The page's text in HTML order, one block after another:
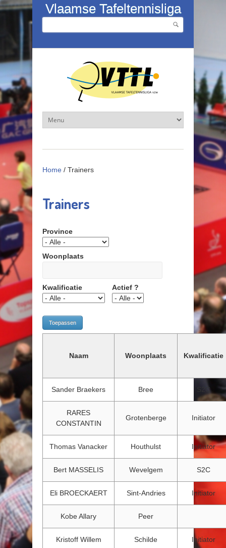
Overslaan en naar de inhoud gaan
Vlaamse Tafeltennisliga
Zoekveld
Home / Trainers
Trainers
Province
Woonplaats
Kwalificatie Actief ?
Naam Woonplaats Kwalificatie
Sander Braekers Bree S2C
RARES
CONSTANTIN
Grotenberge Initiator
Thomas Vanacker Houthulst Initiator
Bert MASSELIS Wevelgem S2C
Eli BROECKAERT Sint-Andries Initiator
Kobe Allary Peer
Kristoff Willem Schilde Initiator